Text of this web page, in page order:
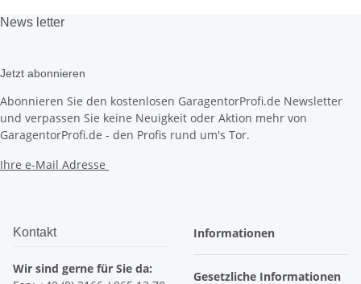
News letter
Jetzt abonnieren
Abonnieren Sie den kostenlosen GaragentorProfi.de Newsletter
und verpassen Sie keine Neuigkeit oder Aktion mehr von
GaragentorProfi.de - den Profis rund um's Tor.
Ihre e-Mail Adresse
Kontakt
Wir sind gerne für Sie da:
Informationen
Gesetzliche Informationen